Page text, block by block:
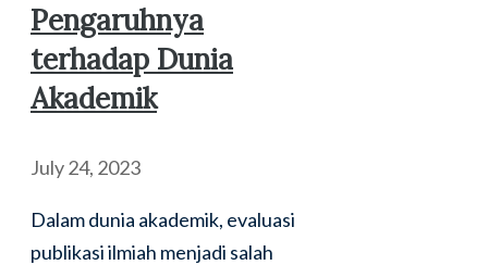
Pengaruhnya
terhadap Dunia
Akademik
July 24, 2023
Dalam dunia akademik, evaluasi
publikasi ilmiah menjadi salah